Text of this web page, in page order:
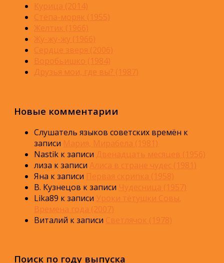
Курица (2014)
Стёпа-моряк (1955)
Желтик (1966)
Жу-жу-жу (1966)
Сердце зверя (2006)
Воробьишко (1984)
Друзья мои, где вы? (1987)
Новые комментарии
Слушатель языков советских времён к
записи Мария, Мирабела (1981)
Nastik к записи Двенадцать месяцев (1956)
лиза к записи Алиса в стране чудес (1981)
Яна к записи Первая скрипка (1958)
В. Кузнецов к записи Чудесница (1957)
Lika89 к записи Уроки тётушки Совы.
Времена года (2007)
Виталий к записи Светлячок (1978)
Поиск по году выпуска